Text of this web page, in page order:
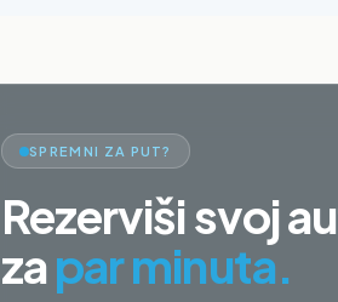
SPREMNI ZA PUT?
Rezerviši svoj
zapar minuta.